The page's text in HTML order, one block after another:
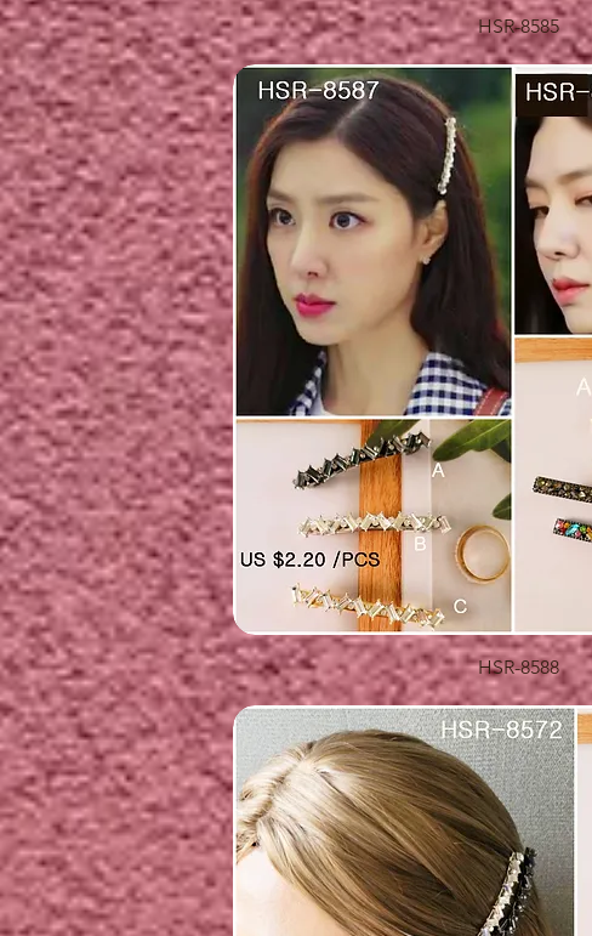
快速瀏覽
HSR-8585
快速瀏覽
HSR-8588